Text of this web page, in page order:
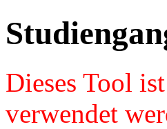
Dieses Tool
verwendet